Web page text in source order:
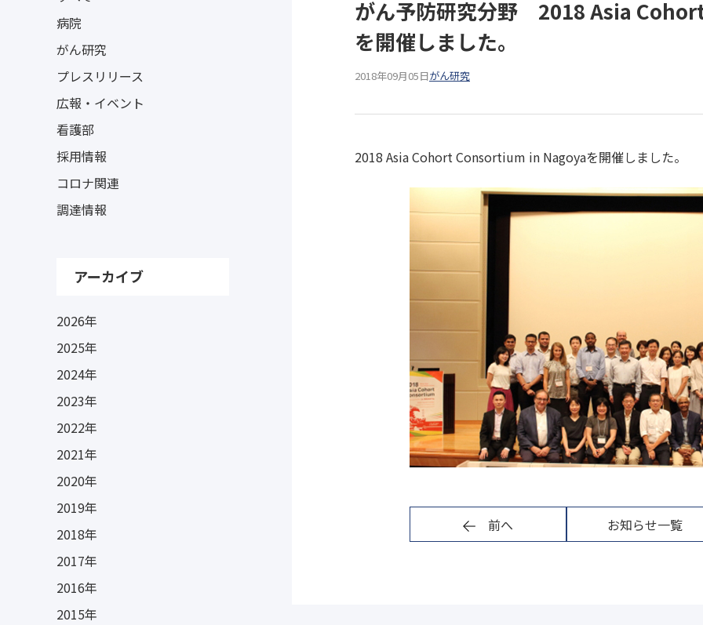
病院
がん研究
プレスリリース
広報・イベント
看護部
採用情報
コロナ関連
調達情報
アーカイブ
2026年
2025年
2024年
2023年
2022年
2021年
2020年
2019年
2018年
2017年
2016年
2015年
がん予防研究分野 2018 Asia
を開催しました。
2018年09月05日がん研究
2018 Asia Cohort Consortium in Nagoyaを開催しました。
前へ お知らせ一覧